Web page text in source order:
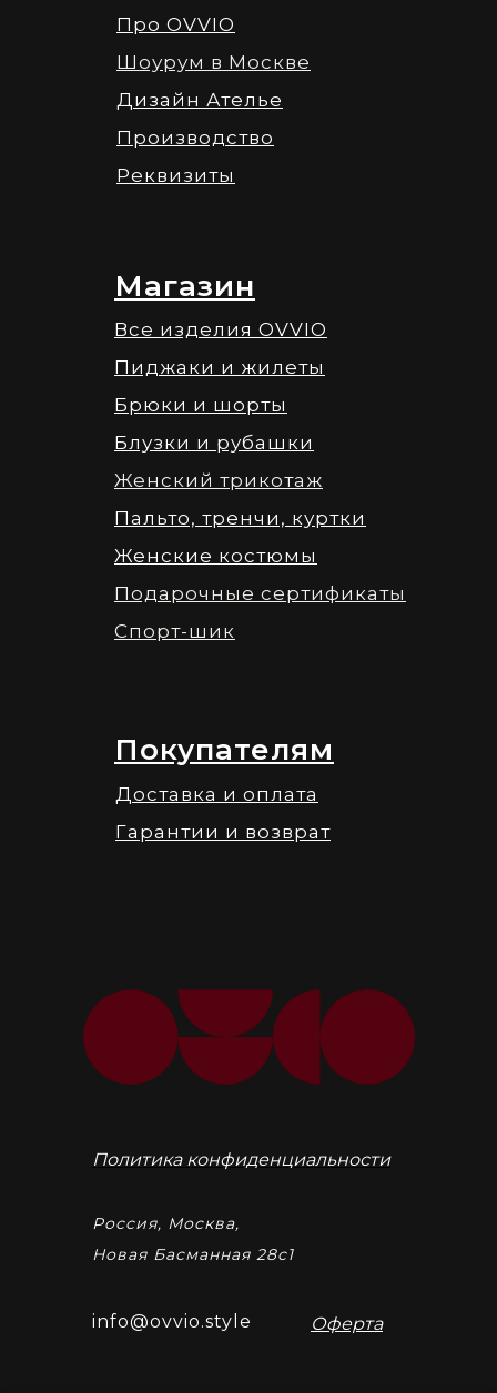
Про OVVIO
Шоурум в Москве
Дизайн Ателье
Производство
Реквизиты
Доставка и оплата
Гарантии и возврат
Покупателям
Все изделия OVVIO
Пиджаки и жилеты
Брюки и шорты
Блузки и рубашки
Женский трикотаж
Пальто, тренчи, куртки
Женские костюмы
Подарочные сертификаты
Спорт-шик
Магазин
info@ovvio.style
Политика конфиденциальности
Оферта
Россия, Москва,
Новая Басманная 28с1